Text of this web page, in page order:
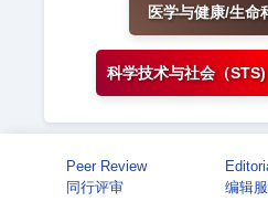
医学与健康/生命
科学技术与社会（STS)
Peer Review
同行评审
编辑